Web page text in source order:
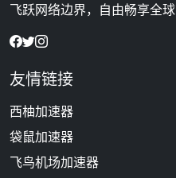
飞跃网络边界，自由畅享全球
友情链接
西柚加速器
袋鼠加速器
飞鸟机场加速器